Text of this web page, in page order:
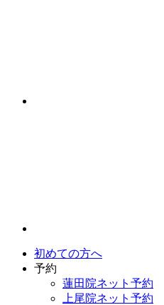
初めての方へ
予約
蓮田院ネット予約
上尾院ネット予約